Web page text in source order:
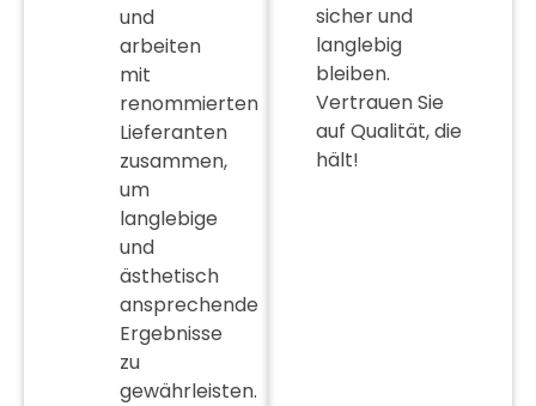
und
arbeiten
mit
renommierten
Lieferanten
zusammen,
um
langlebige
und
ästhetisch
ansprechende
Ergebnisse
zu
gewährleisten.
sicher und
langlebig
bleiben.
Vertrauen Sie
auf Qualität, die
hält!